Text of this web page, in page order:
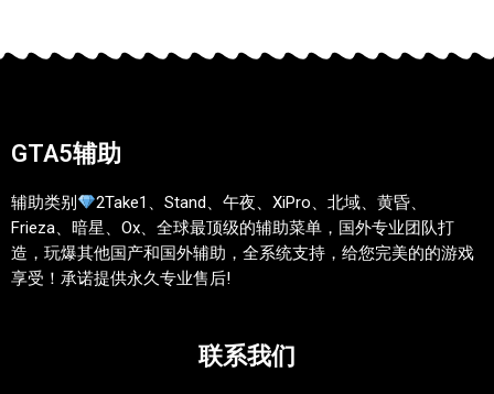
GTA5辅助
辅助类别
2Take1、Stand、午夜、XiPro、北域、黄昏、
Frieza、暗星、Ox、全球最顶级的辅助菜单，国外专业团队打
造，玩爆其他国产和国外辅助，全系统支持，给您完美的的游戏
享受！承诺提供永久专业售后!
联系我们